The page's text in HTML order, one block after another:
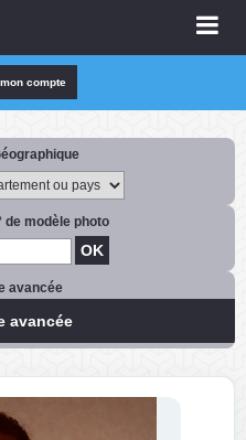
compte
de modèle photo
avancée
avancée